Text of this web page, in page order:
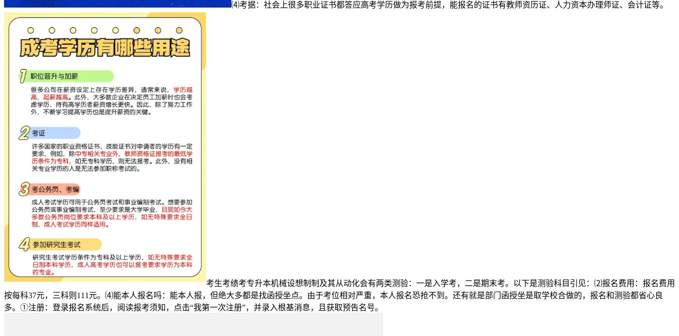
⑷考据：社会上很多职业证书都答应高考学历做为报考前提，能报名的证书有教师资历证、人力资本办理师证、会计证等。
考生考绩考专升本机械设想制制及其从动化会有两类测验：一是入学考，二是期末考。以下是测验科目引见：⑵报名费用：报名费用
按每科37元，三科则111元。⑷能本人报名吗：能本人报，但绝大多都是找函授坐点。由于考位相对严重，本人报名恐抢不到。还有就是部门函授坐是取学校合做的，报名和测验都省心良
多。①注册：登录报名系统后，阅读报考须知，点击“我第一次注册”，并录入根基消息，且获取预告名号。